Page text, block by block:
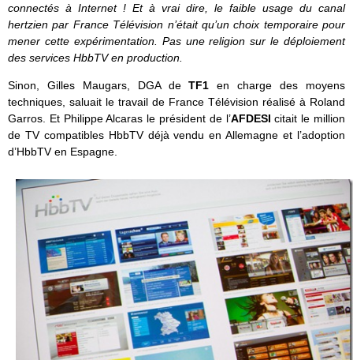
connectés à Internet ! Et à vrai dire, le faible usage du canal
hertzien par France Télévision n’était qu’un choix temporaire pour
mener cette expérimentation. Pas une religion sur le déploiement
des services HbbTV en production.
Sinon, Gilles Maugars, DGA deTF1en charge des moyens
techniques, saluait le travail de France Télévision réalisé à Roland
Garros. Et Philippe Alcaras le président de l’AFDESI citait le million
de TV compatibles HbbTV déjà vendu en Allemagne et l’adoption
d’HbbTV en Espagne.